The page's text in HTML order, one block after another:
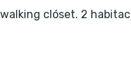
clóset. 2